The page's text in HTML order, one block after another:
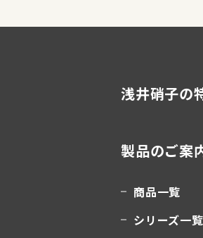
浅井硝子の
製品のご案
商品一覧
シリーズ一覧